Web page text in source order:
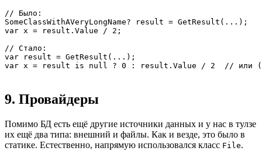
// Было:
SomeClassWithAVeryLongName? result = GetResult(...);
var x = result.Value / 2;
// Стало:
var result = GetResult(...);
var x = result is null ? 0 : result.Value / 2  // или
9. Провайдеры
Помимо БД есть ещё другие источники данных и у нас в тулзе
их ещё два типа: внешний и файлы. Как и везде, это было в
статике. Естественно, напрямую использовался класс File.